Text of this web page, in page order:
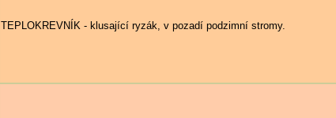
TEPLOKREVNÍK - klusající ryzák, v pozadí podzimní stromy.